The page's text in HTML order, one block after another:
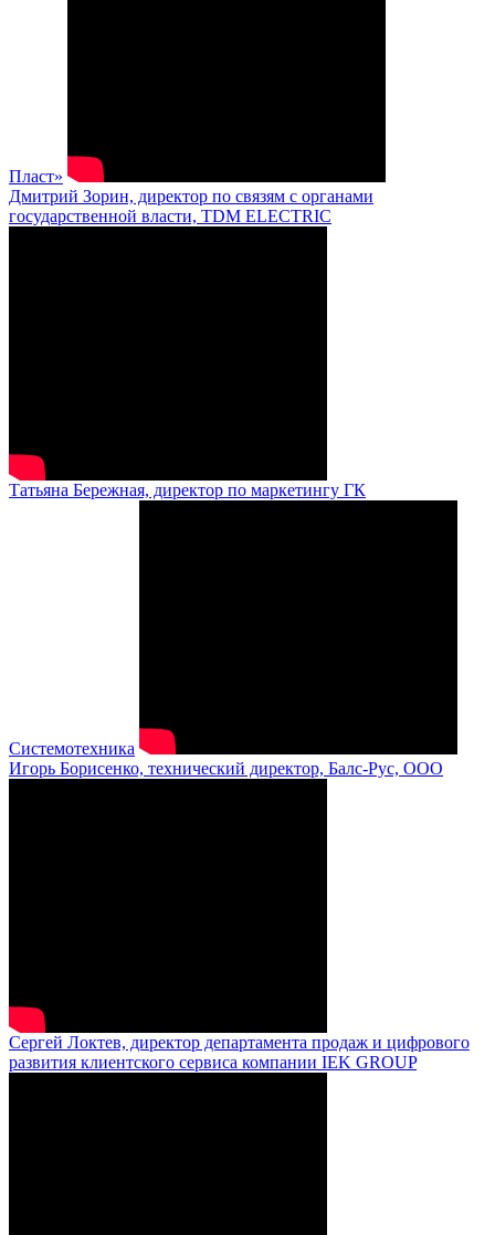
Пласт»
Дмитрий Зорин, директор по связям с органами
государственной власти, TDM ELECTRIC
Татьяна Бережная, директор по маркетингу ГК
Системотехника
Игорь Борисенко, технический директор, Балс-Рус, ООО
Сергей Локтев, директор департамента продаж и цифрового
развития клиентского сервиса компании IEK GROUP